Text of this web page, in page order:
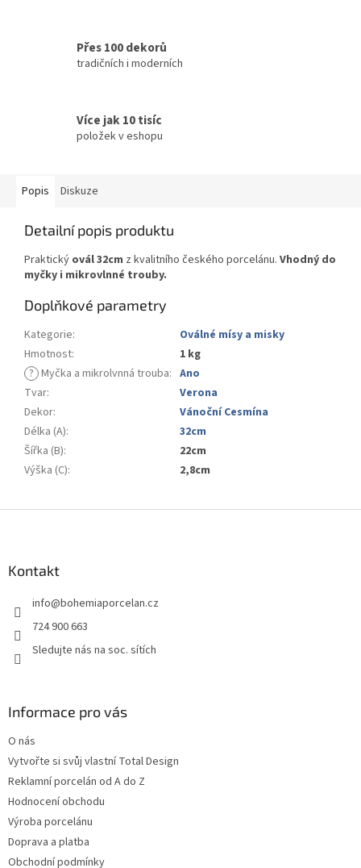
Přes 100 dekorů
tradičních i moderních
Více jak 10 tisíc
položek v eshopu
Popis Diskuze
Detailní popis produktu
Praktický ovál 32cm z kvalitního českého porcelánu. Vhodný do
myčky i mikrovlnné trouby.
Doplňkové parametry
Kategorie:
Oválné mísy a misky
Hmotnost:
1 kg
? Myčka a mikrolvnná trouba: Ano
Tvar:
Verona
Dekor:
Vánoční Cesmína
Délka (A):
32cm
Šířka (B):
22cm
Výška (C): 2,8cm
Kontakt
info@bohemiaporcelan.cz
724 900 663
Sledujte nás na soc. sítích
Informace pro vás
O nás
Vytvořte si svůj vlastní Total Design
Reklamní porcelán od A do Z
Hodnocení obchodu
Výroba porcelánu
Doprava a platba
Obchodní podmínky